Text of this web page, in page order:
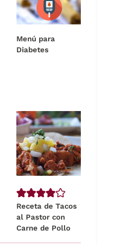
Menú para
Diabetes
Receta de Tacos
al Pastor con
Carne de Pollo